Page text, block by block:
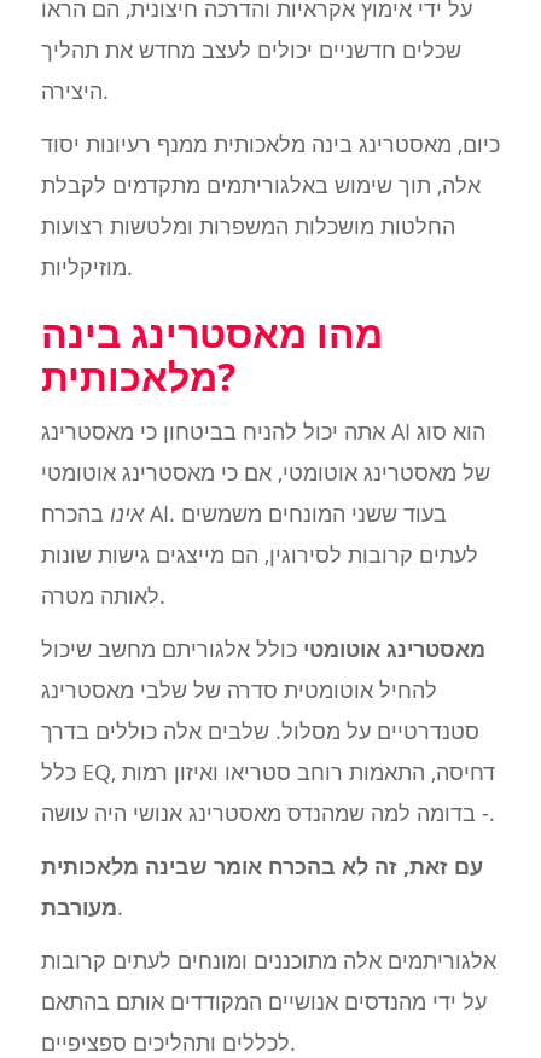
על ידי אימוץ אקראיות והדרכה חיצונית, הם הראו
שכלים חדשניים יכולים לעצב מחדש את תהליך
היצירה.
כיום, מאסטרינג בינה מלאכותית ממנף רעיונות יסוד
אלה, תוך שימוש באלגוריתמים מתקדמים לקבלת
החלטות מושכלות המשפרות ומלטשות רצועות
מוזיקליות.
מהו מאסטרינג בינה
מלאכותית?
אתה יכול להניח בביטחון כי מאסטרינג AI הוא סוג
של מאסטרינג אוטומטי, אם כי מאסטרינג אוטומטי
אינו בהכרח AI. בעוד ששני המונחים משמשים
לעתים קרובות לסירוגין, הם מייצגים גישות שונות
לאותה מטרה.
מאסטרינג אוטומטי כולל אלגוריתם מחשב שיכול
להחיל אוטומטית סדרה של שלבי מאסטרינג
סטנדרטיים על מסלול. שלבים אלה כוללים בדרך
כלל EQ, דחיסה, התאמות רוחב סטריאו ואיזון רמות
- בדומה למה שמהנדס מאסטרינג אנושי היה עושה.
עם זאת, זה לא בהכרח אומר שבינה מלאכותית
מעורבת.
אלגוריתמים אלה מתוכננים ומונחים לעתים קרובות
על ידי מהנדסים אנושיים המקודדים אותם בהתאם
לכללים ותהליכים ספציפיים.